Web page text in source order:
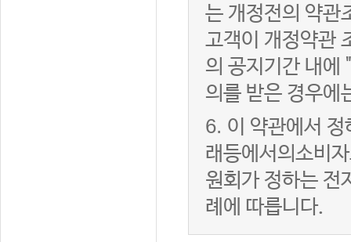
는 개정전의 약관
고객이 개정약관
의 공지기간 내에
의를 받은 경우에
6. 이 약관에서
래등에서의소비
원회가 정하는 전
례에 따릅니다.